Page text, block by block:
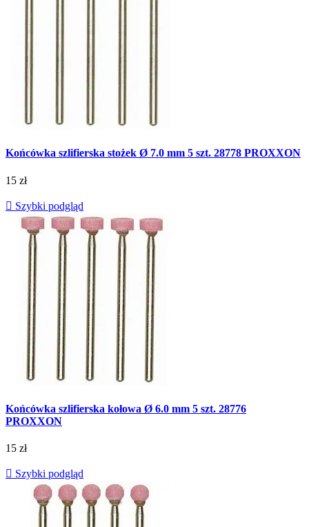
Końcówka szlifierska stożek Ø 7.0 mm 5 szt. 28778 PROXXON
15 zł
 Szybki podgląd
Końcówka szlifierska kołowa Ø 6.0 mm 5 szt. 28776
PROXXON
15 zł
 Szybki podgląd